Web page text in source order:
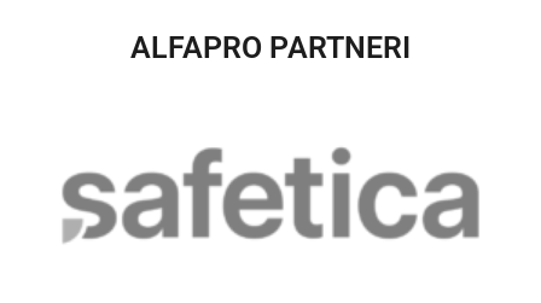
ALFAPRO PARTNERI​